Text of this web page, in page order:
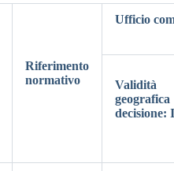
Riferimento
normativo
Ufficio
Validità
geografica
decisione: